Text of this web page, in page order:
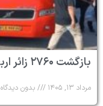
بازگشت ۲۷۶۰ زائر اربعین به استان البرز
مرداد ۱۳, ۱۴۰۵ بدون دیدگاه